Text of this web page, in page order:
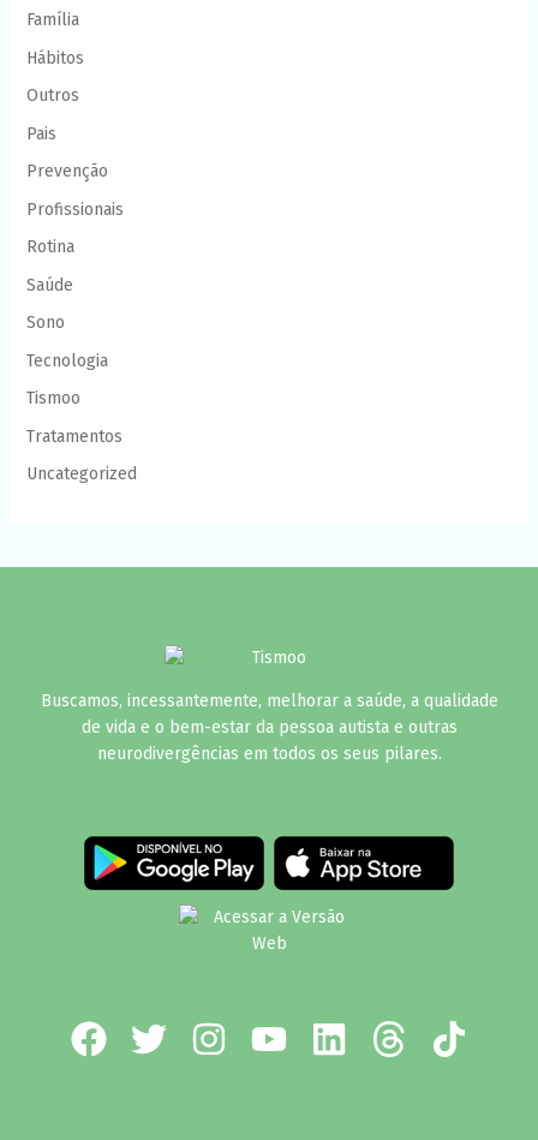
Família
Hábitos
Outros
Pais
Prevenção
Profissionais
Rotina
Saúde
Sono
Tecnologia
Tismoo
Tratamentos
Uncategorized
Buscamos, incessantemente, melhorar a saúde, a qualidade
de vida e o bem-estar da pessoa autista e outras
neurodivergências em todos os seus pilares.